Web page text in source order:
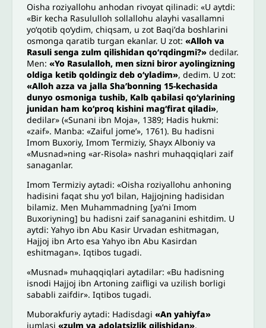
Oisha roziyallohu anhodan rivoyat qilinadi: «U aytdi:
«Bir kecha Rasululloh sollallohu alayhi vasallamni
yoʻqotib qoʻydim, chiqsam, u zot Baqiʼda boshlarini
osmonga qaratib turgan ekanlar. U zot:«Alloh va
Rasuli senga zulm qilishidan qoʻrqdingmi?»dedilar.
Men:«Yo Rasulalloh, men sizni biror ayolingizning
oldiga ketib qoldingiz deb oʻyladim», dedim. U zot:
«Alloh azza va jalla Shaʼbonning 15-kechasida
dunyo osmoniga tushib, Kalb qabilasi qoʻylarining
junidan ham koʻproq kishini magʻfirat qiladi»,
dedilar» («Sunani ibn Moja», 1389; Hadis hukmi:
«zaif». Manba: «Zaiful jomeʼ», 1761). Bu hadisni
Imom Buxoriy, Imom Termiziy, Shayx Alboniy va
«Musnad»ning «ar-Risola» nashri muhaqqiqlari zaif
sanaganlar.
Imom Termiziy aytadi: «Oisha roziyallohu anhoning
hadisini faqat shu yoʻl bilan, Hajjojning hadisidan
bilamiz. Men Muhammadning [yaʼni Imom
Buxoriyning] bu hadisni zaif sanaganini eshitdim. U
aytdi: Yahyo ibn Abu Kasir Urvadan eshitmagan,
Hajjoj ibn Arto esa Yahyo ibn Abu Kasirdan
eshitmagan». Iqtibos tugadi.
«Musnad» muhaqqiqlari aytadilar: «Bu hadisning
isnodi Hajjoj ibn Artoning zaifligi va uzilish borligi
sababli zaifdir». Iqtibos tugadi.
Muborakfuriy aytadi: Hadisdagi«An yahiyfa»
jumlasi«zulm va adolatsizlik qilishidan»,